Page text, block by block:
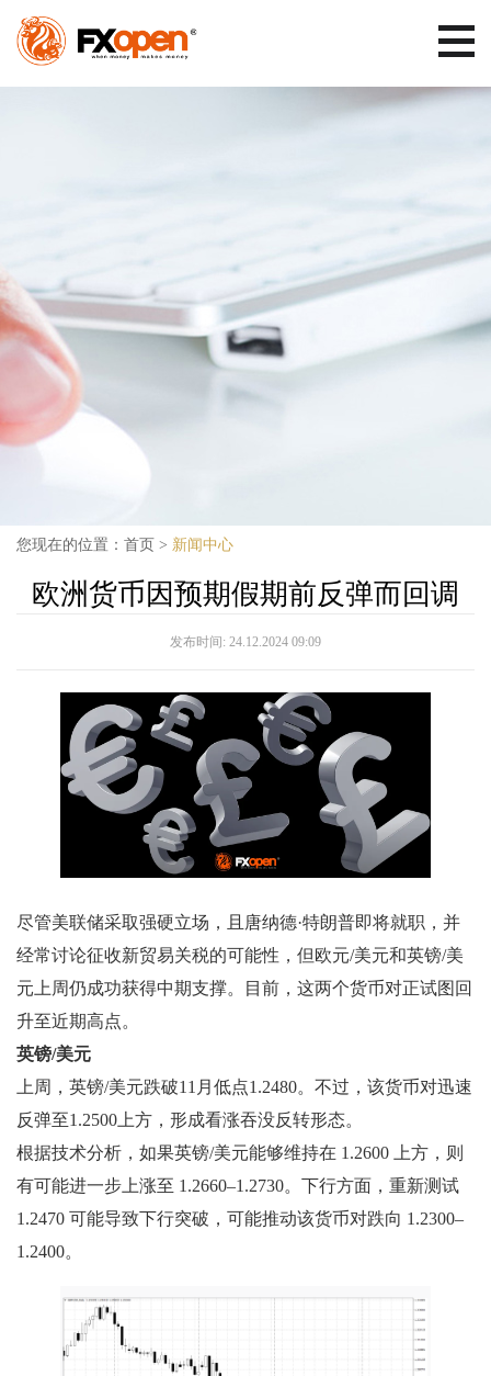
您现在的位置： 首页 > 新闻中心
欧洲货币因预期假期前反弹而回调
发布时间: 24.12.2024 09:09
尽管美联储采取强硬立场，且唐纳德·特朗普即将就职，并
经常讨论征收新贸易关税的可能性，但欧元/美元和英镑/美
元上周仍成功获得中期支撑。目前，这两个货币对正试图回
升至近期高点。
英镑/美元
上周，英镑/美元跌破11月低点1.2480。不过，该货币对迅速
反弹至1.2500上方，形成看涨吞没反转形态。
根据技术分析，如果英镑/美元能够维持在 1.2600 上方，则
有可能进一步上涨至 1.2660–1.2730。下行方面，重新测试
1.2470 可能导致下行突破，可能推动该货币对跌向 1.2300–
1.2400。